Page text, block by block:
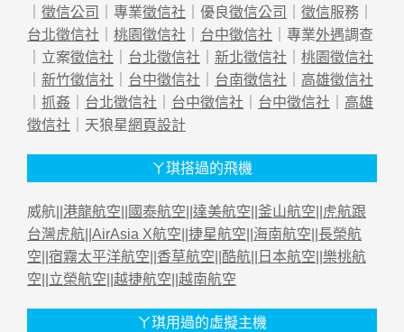
｜ 徵信公司 ｜專業徵信社 ｜優良徵信公司 ｜ 徵信服務｜
台北徵信社 ｜ 桃園徵信社 ｜ 台中徵信社 ｜專業外遇調查
｜立案徵信社 ｜ 台北徵信社 ｜ 新北徵信社 ｜ 桃園徵信社
｜ 新竹徵信社 ｜ 台中徵信社 ｜ 台南徵信社 ｜ 高雄徵信社
｜ 抓姦 ｜ 台北徵信社 ｜ 台中徵信社 ｜ 台中徵信社 ｜ 高雄
徵信社 ｜天狼星網頁設計
ㄚ琪搭過的飛機
威航|| 港龍航空 國泰航空 達美航空 釜山航空
虎航跟
台灣虎航 AirAsia X航空 捷星航空 海南航空 長榮航
空 宿霧太平洋航空 香草航空 酷航 日本航空 樂桃航
空 立榮航空 越捷航空 越南航空
ㄚ琪用過的虛擬主機